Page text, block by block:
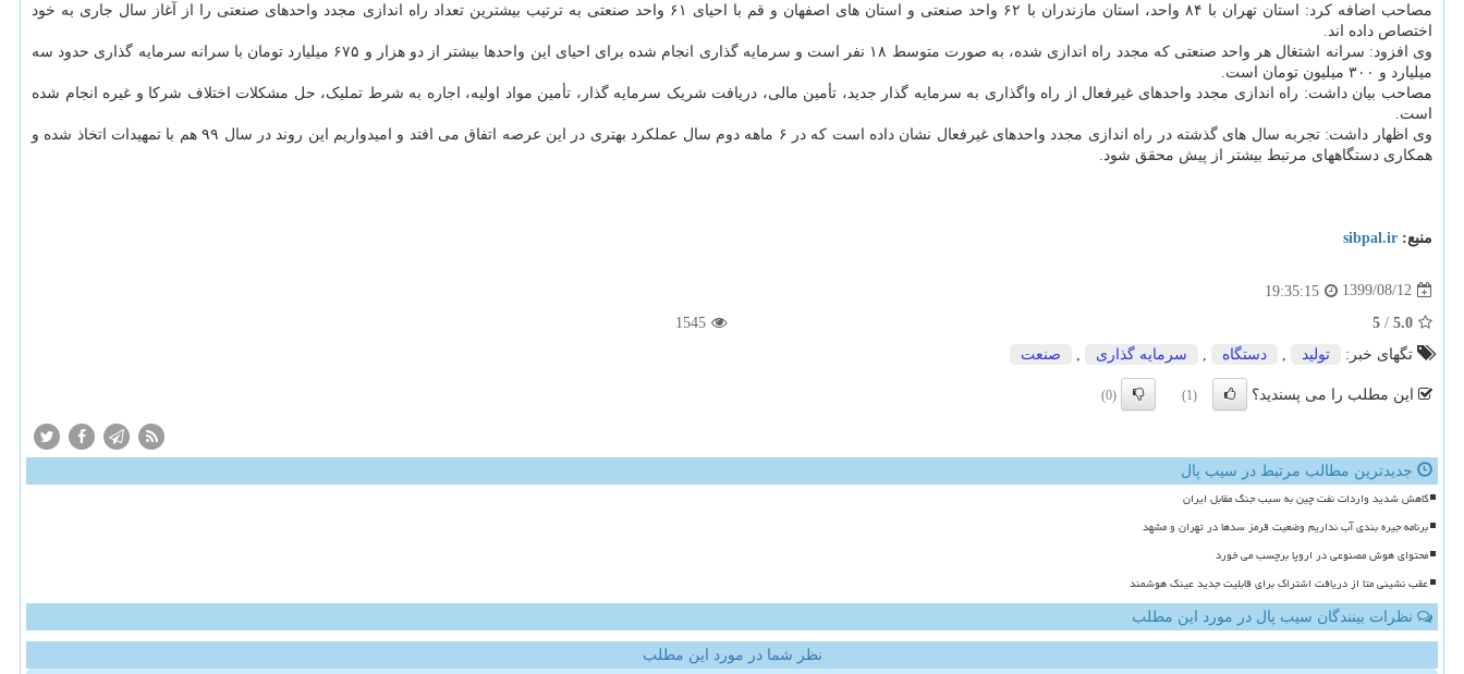
مصاحب اضافه کرد: استان تهران با ۸۴ واحد، استان مازندران با ۶۲ واحد صنعتی و استان های اصفهان و قم با احیای ۶۱ واحد صنعتی به ترتیب بیشترین تعداد راه اندازی مجدد واحدهای صنعتی را از آغاز سال جاری به خود
اختصاص داده اند.
وی افزود: سرانه اشتغال هر واحد صنعتی که مجدد راه اندازی شده، به صورت متوسط ۱۸ نفر است و سرمایه گذاری انجام شده برای احیای این واحدها بیشتر از دو هزار و ۶۷۵ میلیارد تومان با سرانه سرمایه گذاری حدود سه
میلیارد و ۳۰۰ میلیون تومان است.
مصاحب بیان داشت: راه اندازی مجدد واحدهای غیرفعال از راه واگذاری به سرمایه گذار جدید، تأمین مالی، دریافت شریک سرمایه گذار، تأمین مواد اولیه، اجاره به شرط تملیک، حل مشکلات اختلاف شرکا و غیره انجام شده
است.
وی اظهار داشت: تجربه سال های گذشته در راه اندازی مجدد واحدهای غیرفعال نشان داده است که در ۶ ماهه دوم سال عملکرد بهتری در این عرصه اتفاق می افتد و امیدواریم این روند در سال ۹۹ هم با تمهیدات اتخاذ شده و
همکاری دستگاههای مرتبط بیشتر از پیش محقق شود.
منبع: sibpal.ir
1399/08/12
19:35:15
5.0
/
5
1545
تگهای خبر:
تولید , دستگاه , سرمایه گذاری , صنعت
این مطلب را می پسندید؟ (1)
(0)
جدیدترین مطالب مرتبط در سیب پال
کاهش شدید واردات نفت چین به سبب جنگ مقابل ایران
برنامه جیره بندی آب نداریم وضعیت قرمز سدها در تهران و مشهد
محتوای هوش مصنوعی در اروپا برچسب می خورد
عقب نشینی متا از دریافت اشتراک برای قابلیت جدید عینک هوشمند
نظرات بینندگان سیب پال در مورد این مطلب
نظر شما در مورد این مطلب